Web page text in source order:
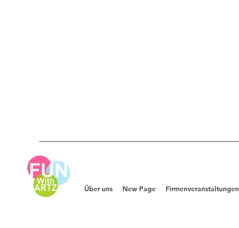
Über uns New Page Firmenveranstaltungen